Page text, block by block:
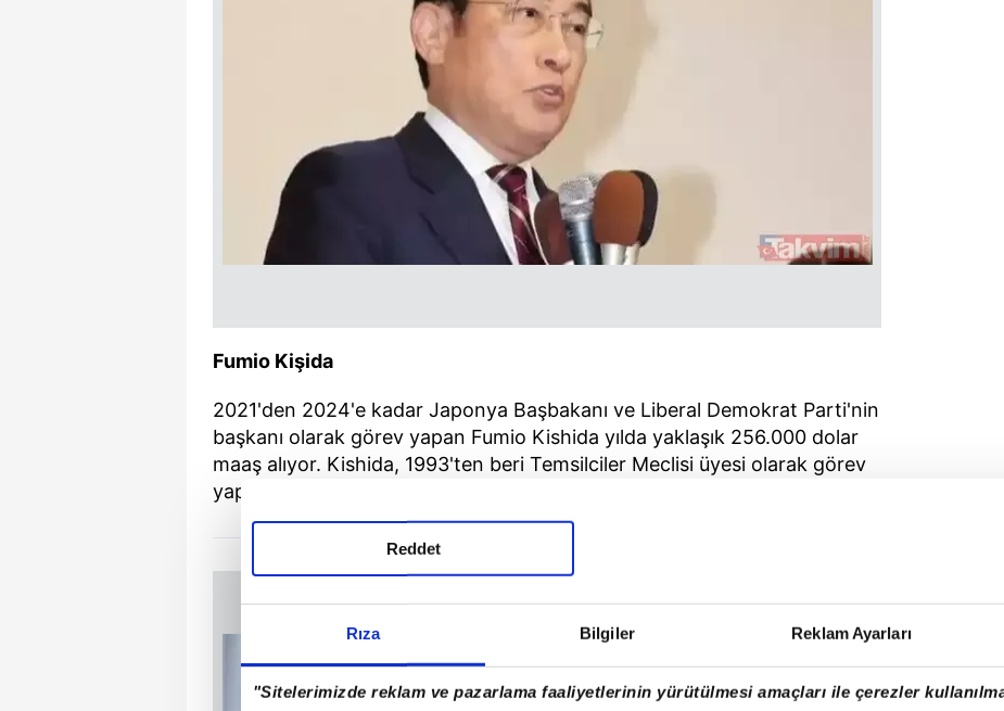
Rıza Bilgiler Reklam Ayarları
"Sitelerimizde reklam ve pazarlama faaliyetlerinin yürütülmesi amaçları ile çerezler
Reddet
Fumio Kişida
2021'den 2024'e kadar Japonya Başbakanı ve Liberal Demokrat Parti'nin
başkanı olarak görev yapan Fumio Kishida yılda yaklaşık 256.000 dolar
maaş alıyor. Kishida, 1993'ten beri Temsilciler Meclisi üyesi olarak görev
yapıyor.